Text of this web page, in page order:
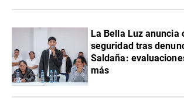
La Bella Luz anuncia
seguridad tras
Saldaña:
más